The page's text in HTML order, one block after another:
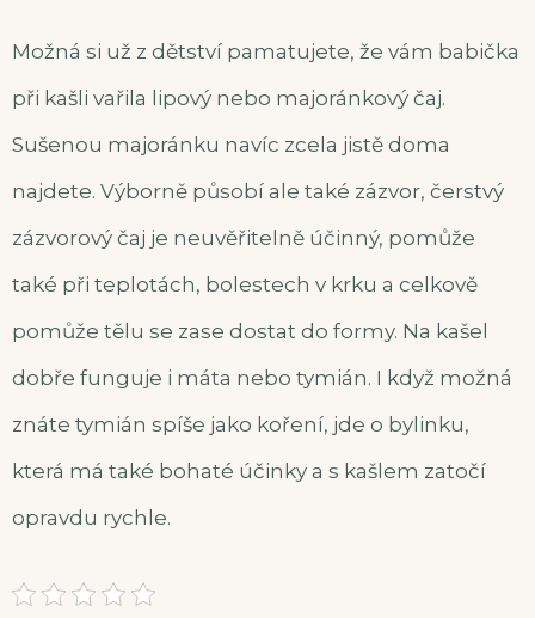
Možná si už z dětství pamatujete, že vám babička
při kašli vařila lipový nebo majoránkový čaj.
Sušenou majoránku navíc zcela jistě doma
najdete. Výborně působí ale také zázvor, čerstvý
zázvorový čaj je neuvěřitelně účinný, pomůže
také při teplotách, bolestech v krku a celkově
pomůže tělu se zase dostat do formy. Na kašel
dobře funguje i máta nebo tymián. I když možná
znáte tymián spíše jako koření, jde o bylinku,
která má také bohaté účinky a s kašlem zatočí
opravdu rychle.